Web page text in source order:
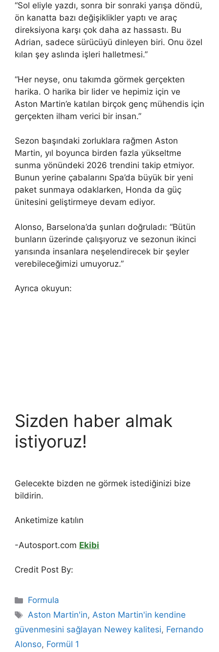
“Sol eliyle yazdı, sonra bir sonraki yarışa döndü,
ön kanatta bazı değişiklikler yaptı ve araç
direksiyona karşı çok daha az hassastı. Bu
Adrian, sadece sürücüyü dinleyen biri. Onu özel
kılan şey aslında işleri halletmesi.”
“Her neyse, onu takımda görmek gerçekten
harika. O harika bir lider ve hepimiz için ve
Aston Martin’e katılan birçok genç mühendis için
gerçekten ilham verici bir insan.”
Sezon başındaki zorluklara rağmen Aston
Martin, yıl boyunca birden fazla yükseltme
sunma yönündeki 2026 trendini takip etmiyor.
Bunun yerine çabalarını Spa’da büyük bir yeni
paket sunmaya odaklarken, Honda da güç
ünitesini geliştirmeye devam ediyor.
Alonso, Barselona’da şunları doğruladı: “Bütün
bunların üzerinde çalışıyoruz ve sezonun ikinci
yarısında insanlara neşelendirecek bir şeyler
verebileceğimizi umuyoruz.”
Ayrıca okuyun:
Sizden haber almak
istiyoruz!
Gelecekte bizden ne görmek istediğinizi bize
bildirin.
Anketimize katılın
-Autosport.com Ekibi
Credit Post By:
Categories
Formula
Tags
Aston Martin'in,Aston Martin'in kendine
güvenmesini sağlayan Newey kalitesi, Fernando
Alonso, Formül 1